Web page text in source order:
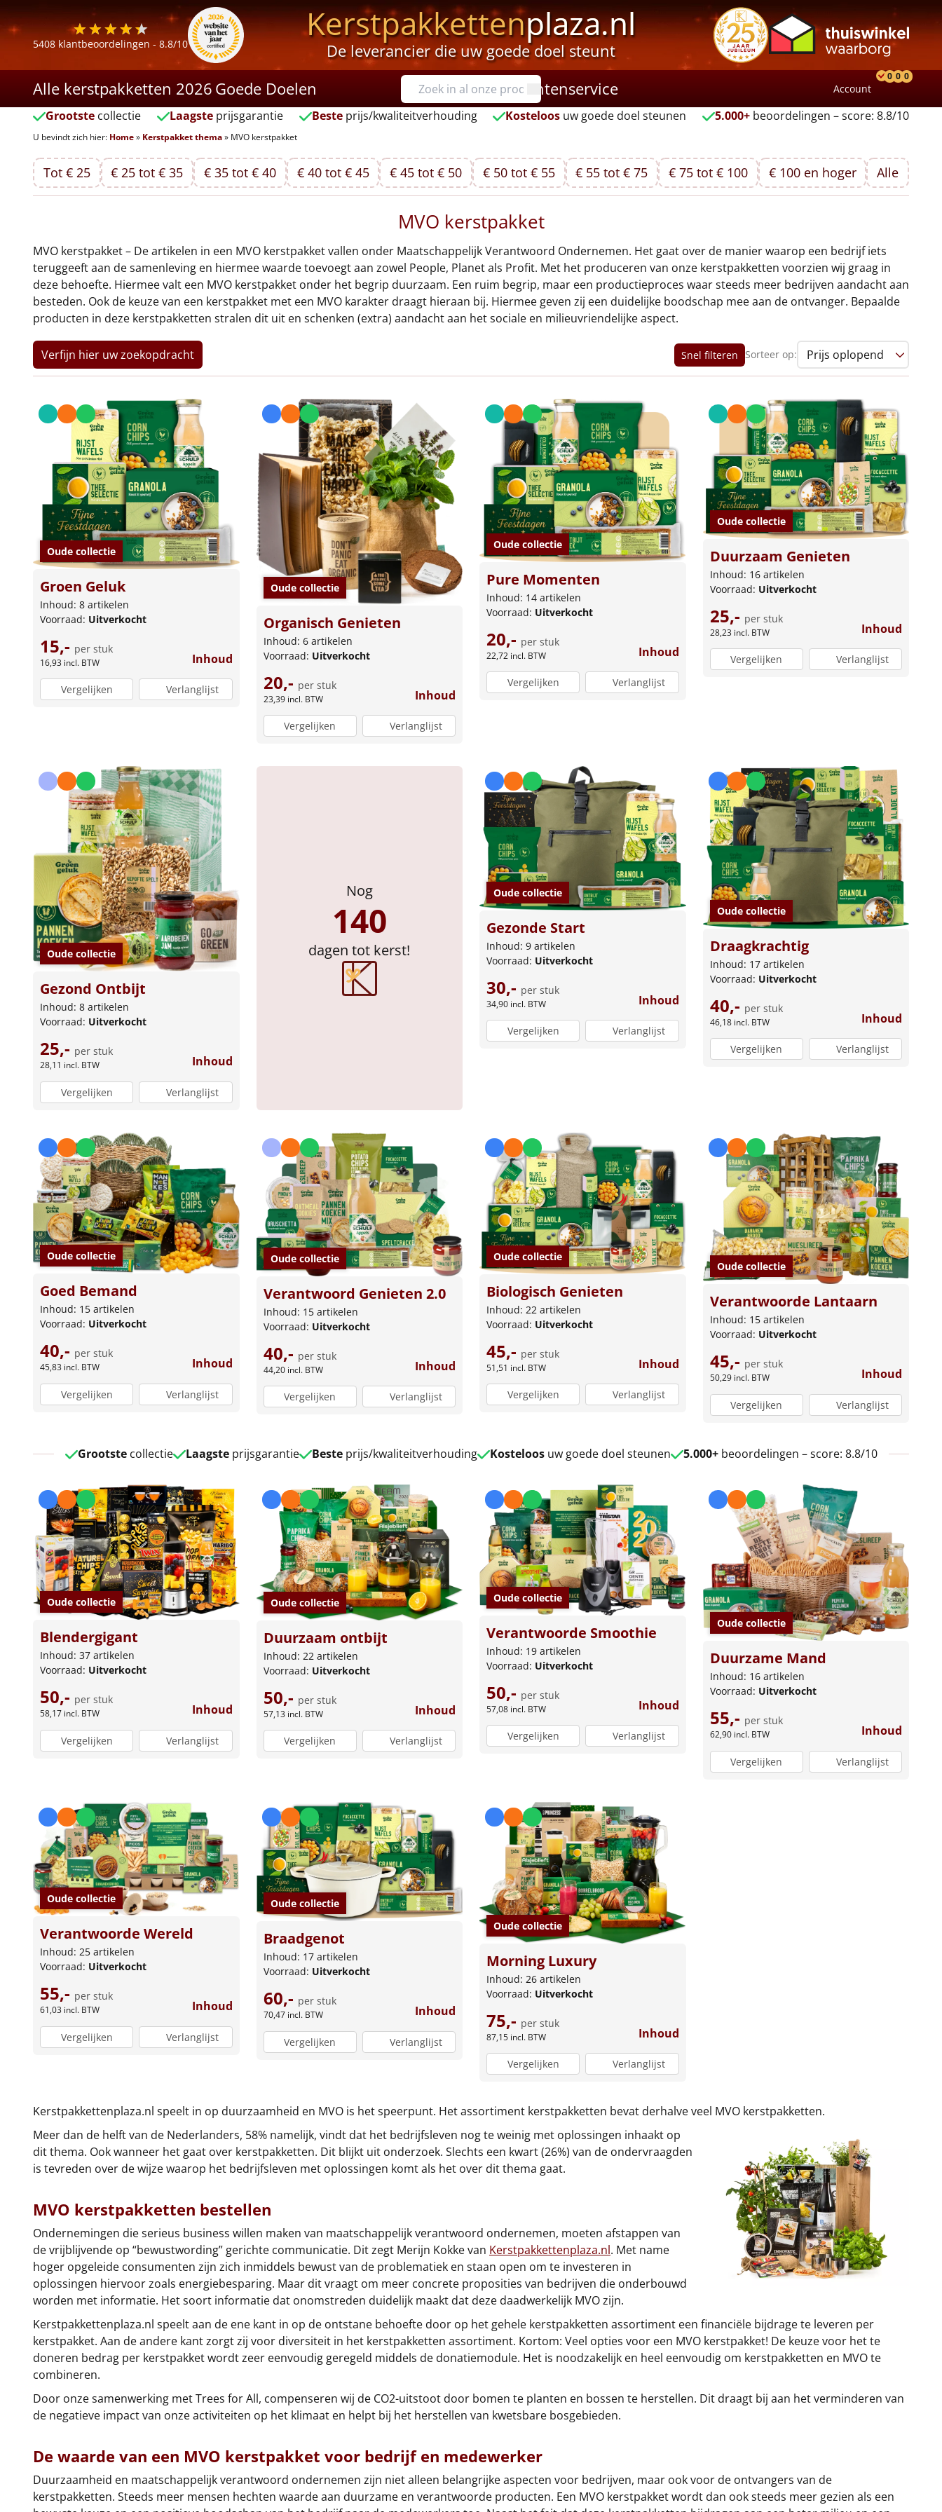
5408 klantbeoordelingen - 8.8/10 Kerstpakkettenplaza.nl
De leverancier die uw goede doel steunt
Alle kerstpakketten 2026 Goede Doelen Klantenservice Account
0 0 0
Grootste collectie Laagsteprijsgarantie Besteprijs/kwaliteitverhouding Kosteloos uw goede doel steunen 5.000+ beoordelingen – score: 8.8/10
U bevindt zich hier: Home» Kerstpakket thema» MVO kerstpakket
Tot € 25 € 25 tot € 35 € 35 tot € 40 € 40 tot € 45 € 45 tot € 50 € 50 tot € 55 € 55 tot € 75 € 75 tot € 100 € 100 en hoger Alle
MVO kerstpakket
MVO kerstpakket – De artikelen in een MVO kerstpakket vallen onder Maatschappelijk Verantwoord Ondernemen. Het gaat over de manier waarop een bedrijf iets
teruggeeft aan de samenleving en hiermee waarde toevoegt aan zowel People, Planet als Profit. Met het produceren van onze kerstpakketten voorzien wij graag in
deze behoefte. Hiermee valt een MVO kerstpakket onder het begrip duurzaam. Een ruim begrip, maar een productieproces waar steeds meer bedrijven aandacht aan
besteden. Ook de keuze van een kerstpakket met een MVO karakter draagt hieraan bij. Hiermee geven zij een duidelijke boodschap mee aan de ontvanger. Bepaalde
producten in deze kerstpakketten stralen dit uit en schenken (extra) aandacht aan het sociale en milieuvriendelijke aspect.
Verfijn hier uw zoekopdracht Snel filteren Sorteer op:
Oude collectie
Groen Geluk
Inhoud: 8 artikelen
Voorraad: Uitverkocht
15,- per stuk
16,93 incl. BTW Inhoud
Vergelijken Verlanglijst
Oude collectie
Organisch Genieten
Inhoud: 6 artikelen
Voorraad: Uitverkocht
20,- per stuk
23,39 incl. BTW Inhoud
Vergelijken Verlanglijst
Oude collectie
Pure Momenten
Inhoud: 14 artikelen
Voorraad: Uitverkocht
20,- per stuk
22,72 incl. BTW Inhoud
Vergelijken Verlanglijst
Oude collectie
Duurzaam Genieten
Inhoud: 16 artikelen
Voorraad: Uitverkocht
25,- per stuk
28,23 incl. BTW Inhoud
Vergelijken Verlanglijst
Oude collectie
Gezond Ontbijt
Inhoud: 8 artikelen
Voorraad: Uitverkocht
25,- per stuk
28,11 incl. BTW Inhoud
Vergelijken Verlanglijst
Nog
140
dagen tot kerst!
Oude collectie
Gezonde Start
Inhoud: 9 artikelen
Voorraad: Uitverkocht
30,- per stuk
34,90 incl. BTW Inhoud
Vergelijken Verlanglijst
Oude collectie
Draagkrachtig
Inhoud: 17 artikelen
Voorraad: Uitverkocht
40,- per stuk
46,18 incl. BTW Inhoud
Vergelijken Verlanglijst
Oude collectie
Goed Bemand
Inhoud: 15 artikelen
Voorraad: Uitverkocht
40,- per stuk
45,83 incl. BTW Inhoud
Vergelijken Verlanglijst
Oude collectie
Verantwoord Genieten 2.0
Inhoud: 15 artikelen
Voorraad: Uitverkocht
40,- per stuk
44,20 incl. BTW Inhoud
Vergelijken Verlanglijst
Oude collectie
Biologisch Genieten
Inhoud: 22 artikelen
Voorraad: Uitverkocht
45,- per stuk
51,51 incl. BTW Inhoud
Vergelijken Verlanglijst
Oude collectie
Verantwoorde Lantaarn
Inhoud: 15 artikelen
Voorraad: Uitverkocht
45,- per stuk
50,29 incl. BTW Inhoud
Vergelijken Verlanglijst
Oude collectie
Blendergigant
Inhoud: 37 artikelen
Voorraad: Uitverkocht
50,- per stuk
58,17 incl. BTW Inhoud
Vergelijken Verlanglijst
Oude collectie
Duurzaam ontbijt
Inhoud: 22 artikelen
Voorraad: Uitverkocht
50,- per stuk
57,13 incl. BTW Inhoud
Vergelijken Verlanglijst
Oude collectie
Verantwoorde Smoothie
Inhoud: 19 artikelen
Voorraad: Uitverkocht
50,- per stuk
57,08 incl. BTW Inhoud
Vergelijken Verlanglijst
Oude collectie
Duurzame Mand
Inhoud: 16 artikelen
Voorraad: Uitverkocht
55,- per stuk
62,90 incl. BTW Inhoud
Vergelijken Verlanglijst
Oude collectie
Verantwoorde Wereld
Inhoud: 25 artikelen
Voorraad: Uitverkocht
55,- per stuk
61,03 incl. BTW Inhoud
Vergelijken Verlanglijst
Oude collectie
Braadgenot
Inhoud: 17 artikelen
Voorraad: Uitverkocht
60,- per stuk
70,47 incl. BTW Inhoud
Vergelijken Verlanglijst
Oude collectie
Morning Luxury
Inhoud: 26 artikelen
Voorraad: Uitverkocht
75,- per stuk
87,15 incl. BTW Inhoud
Vergelijken Verlanglijst
Grootstecollectie Laagsteprijsgarantie Besteprijs/kwaliteitverhouding Kosteloosuw goede doel steunen 5.000+beoordelingen – score: 8.8/10
Kerstpakkettenplaza.nl speelt in op duurzaamheid en MVO is het speerpunt. Het assortiment kerstpakketten bevat derhalve veel MVO kerstpakketten.
Meer dan de helft van de Nederlanders, 58% namelijk, vindt dat het bedrijfsleven nog te weinig met oplossingen inhaakt op
dit thema. Ook wanneer het gaat over kerstpakketten. Dit blijkt uit onderzoek. Slechts een kwart (26%) van de ondervraagden
is tevreden over de wijze waarop het bedrijfsleven met oplossingen komt als het over dit thema gaat.
MVO kerstpakketten bestellen
Ondernemingen die serieus business willen maken van maatschappelijk verantwoord ondernemen, moeten afstappen van
de vrijblijvende op “bewustwording” gerichte communicatie. Dit zegt Merijn Kokke van Kerstpakkettenplaza.nl. Met name
hoger opgeleide consumenten zijn zich inmiddels bewust van de problematiek en staan open om te investeren in
oplossingen hiervoor zoals energiebesparing. Maar dit vraagt om meer concrete proposities van bedrijven die onderbouwd
worden met informatie. Het soort informatie dat onomstreden duidelijk maakt dat deze daadwerkelijk MVO zijn.
Kerstpakkettenplaza.nl speelt aan de ene kant in op de ontstane behoefte door op het gehele kerstpakketten assortiment een financiële bijdrage te leveren per
kerstpakket. Aan de andere kant zorgt zij voor diversiteit in het kerstpakketten assortiment. Kortom: Veel opties voor een MVO kerstpakket! De keuze voor het te
doneren bedrag per kerstpakket wordt zeer eenvoudig geregeld middels de donatiemodule. Het is noodzakelijk en heel eenvoudig om kerstpakketten en MVO te
combineren.
Door onze samenwerking met Trees for All, compenseren wij de CO2-uitstoot door bomen te planten en bossen te herstellen. Dit draagt bij aan het verminderen van
de negatieve impact van onze activiteiten op het klimaat en helpt bij het herstellen van kwetsbare bosgebieden.
De waarde van een MVO kerstpakket voor bedrijf en medewerker
Duurzaamheid en maatschappelijk verantwoord ondernemen zijn niet alleen belangrijke aspecten voor bedrijven, maar ook voor de ontvangers van de
kerstpakketten. Steeds meer mensen hechten waarde aan duurzame en verantwoorde producten. Een MVO kerstpakket wordt dan ook steeds meer gezien als een